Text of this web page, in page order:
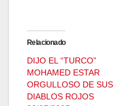
Relacionado
DIJO EL “TURCO”
MOHAMED ESTAR
ORGULLOSO DE SUS
DIABLOS ROJOS